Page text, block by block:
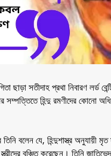
ছাড়া সতীদাহ প্রথা নিবারণ লর্ড
সম্পত্তিতে হিন্দু রমণীদের কোনো
বলেন যে, হিন্দুশাস্ত্র অনুযায়ী
বঞ্চিত করেছেন। তিনি